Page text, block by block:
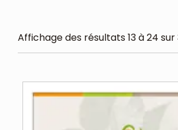
Affichage des résultats 13 à 24 sur